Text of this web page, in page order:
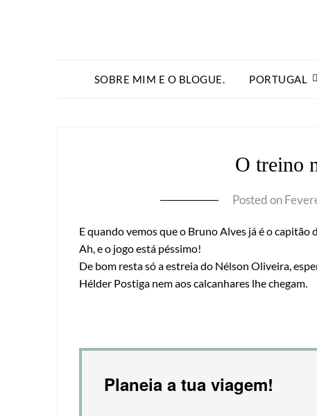
SOBRE MIM E O BLOGUE. PORTUGAL
O treino
Posted on
E quando vemos que o Bruno Alves já é o
Ah, e o jogo está péssimo!
De bom resta só a estreia do Nélson Oliveira,
Hélder Postiga nem aos calcanhares lhe chegam.
Planeia a tua viagem!